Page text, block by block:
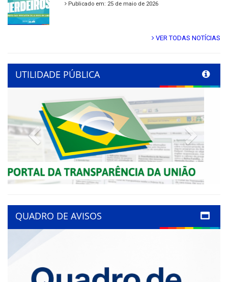
Publicado em: 25 de maio de 2026
VER TODAS NOTÍCIAS
UTILIDADE PÚBLICA
Previous
QUADRO DE AVISOS